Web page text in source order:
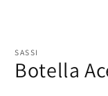
una
modal
SASSI
Botella